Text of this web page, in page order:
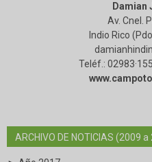
Damian
Av. Cnel.
Indio Rico
Teléf.:
ARCHIVO DE NOTICIAS (2009 a